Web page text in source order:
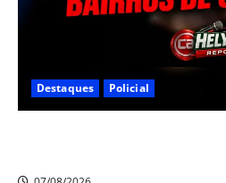
Destaques Policial